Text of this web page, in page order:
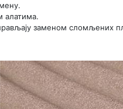
алатима.
заменом сломљених